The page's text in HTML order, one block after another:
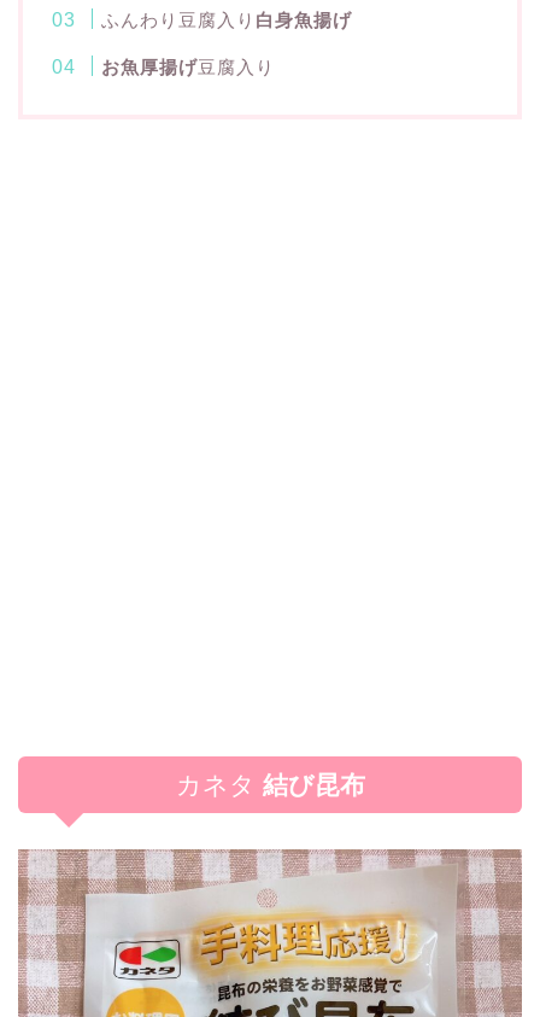
ふんわり豆腐入り 白身魚揚げ
お魚厚揚げ豆腐入り
カネタ 結び昆布